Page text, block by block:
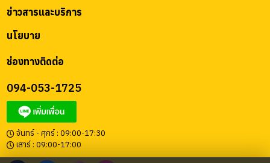
ช่องทางติดต่อ
094-053-1725
จันทร์ - ศุกร์ : 09:00-17:30
เสาร์ : 09:00-17:00
นโยบาย
ข่าวสารและบริการ